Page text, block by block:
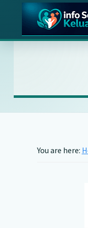
main
primary
footerInfo
Temukan
Keluarga
Terpercaya
You are here: